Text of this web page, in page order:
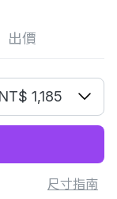
出價
NT$ 1,185
尺寸指南